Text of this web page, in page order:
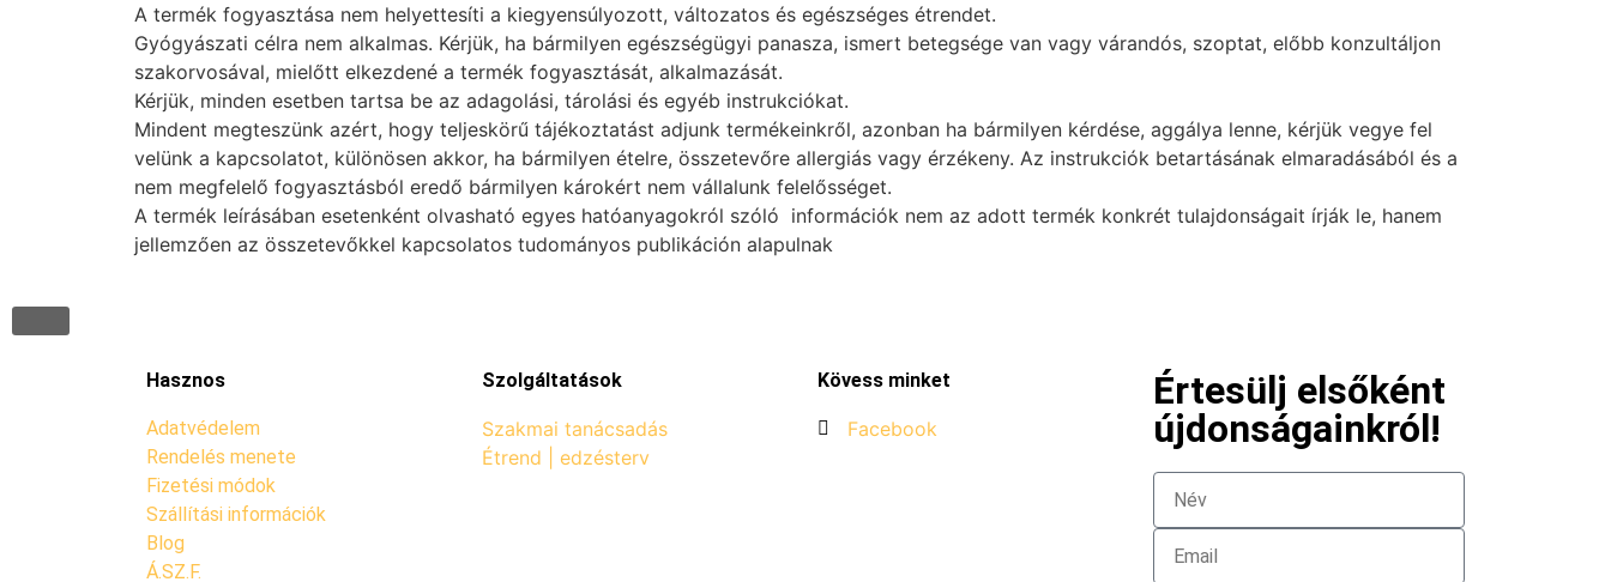
A termék fogyasztása nem helyettesíti a kiegyensúlyozott, változatos és egészséges étrendet.
Gyógyászati célra nem alkalmas. Kérjük, ha bármilyen egészségügyi panasza, ismert betegsége van vagy várandós, szoptat, előbb konzultáljon
szakorvosával, mielőtt elkezdené a termék fogyasztását, alkalmazását.
Kérjük, minden esetben tartsa be az adagolási, tárolási és egyéb instrukciókat.
Mindent megteszünk azért, hogy teljeskörű tájékoztatást adjunk termékeinkről, azonban ha bármilyen kérdése, aggálya lenne, kérjük vegye fel
velünk a kapcsolatot, különösen akkor, ha bármilyen ételre, összetevőre allergiás vagy érzékeny. Az instrukciók betartásának elmaradásából és a
nem megfelelő fogyasztásból eredő bármilyen károkért nem vállalunk felelősséget.
A termék leírásában esetenként olvasható egyes hatóanyagokról szóló információk nem az adott termék konkrét tulajdonságait írják le, hanem
jellemzően az összetevőkkel kapcsolatos tudományos publikáción alapulnak
Hasznos
Adatvédelem
Rendelés menete
Fizetési módok
Szállítási információk
Blog
Á.SZ.F.
Szolgáltatások
Szakmai tanácsadás
Étrend | edzésterv
Kövess minket
Facebook
Értesülj elsőként
újdonságainkról!